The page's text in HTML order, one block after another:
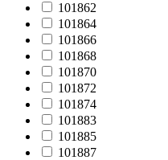
101862
101864
101866
101868
101870
101872
101874
101883
101885
101887